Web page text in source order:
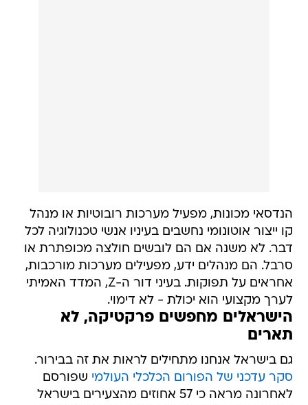
הנדסאי מכונות, מפעיל מערכות רובוטיות או מנהל
קו ייצור אוטונומי נחשבים בעיניו אנשי טכנולוגיה לכל
דבר. לא משנה אם הם לובשים חולצה מכופתרת או
סרבל. הם מנהלים ידע, מפעילים מערכות מורכבות,
אחראים על תפוקות. בעיני דור ה-Z, המדד האמיתי
לערך מקצועי הוא יכולת - לא דימוי.
הישראלים מחפשים פרקטיקה, לא
תארים
גם בישראל אנחנו מתחילים לראות את זה בבירור.
סקר עדכני של הפורום הכלכלי העולמי שפורסם
לאחרונה מראה כי 57 אחוזים מהצעירים בישראל